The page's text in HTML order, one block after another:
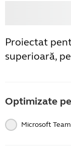
Proiectat
superioară,
Optimizate
Microsoft